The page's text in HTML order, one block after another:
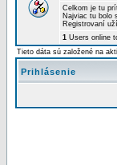
Celkom je tu
Najviac tu bolo
Registrovaní
1 Users online
Tieto dáta sú založené na
Prihlásenie